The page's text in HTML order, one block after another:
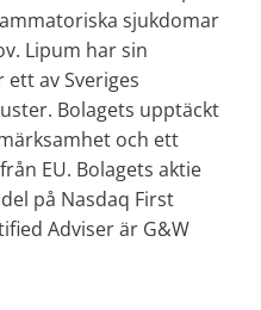
sjukdomar
Lipum har sin
av Sveriges
Bolagets upptäckt
och ett
EU. Bolagets aktie
på Nasdaq First
Adviser är G&W